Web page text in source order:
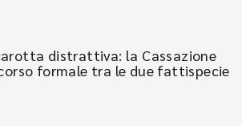
distrattiva: la Cassazione
formale tra le due fattispecie